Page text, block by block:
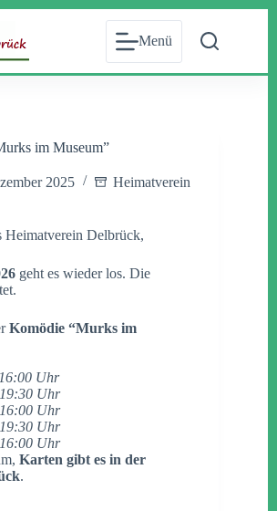
Menü
im Museum”
2025 Heimatverein
Heimatverein Delbrück,
geht es wieder los. Die
Komödie “Murks im
Uhr
Uhr
Uhr
Uhr
Uhr
Karten gibt es in der
.